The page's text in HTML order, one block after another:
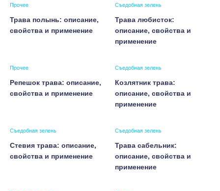
Прочее
Трава полынь: описание,
свойства и применение
Съедобная зелень
Трава любисток:
описание, свойства и
применение
Прочее
Репешок трава: описание,
свойства и применение
Съедобная зелень
Козлятник трава:
описание, свойства и
применение
Съедобная зелень
Стевия трава: описание,
свойства и применение
Съедобная зелень
Трава сабельник:
описание, свойства и
применение